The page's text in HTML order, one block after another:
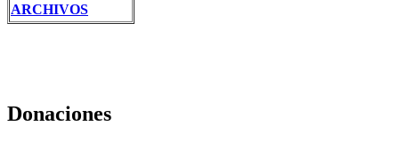
ARCHIVOS
Donaciones